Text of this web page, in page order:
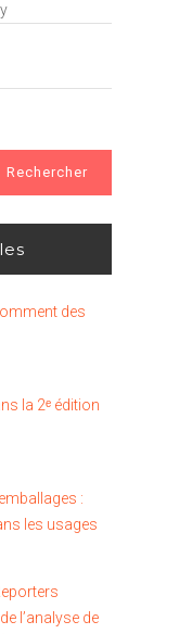
des
la 2ᵉ édition
:
les usages
l’analyse de